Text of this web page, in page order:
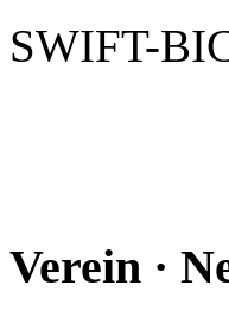
SWIFT-
Verein ·